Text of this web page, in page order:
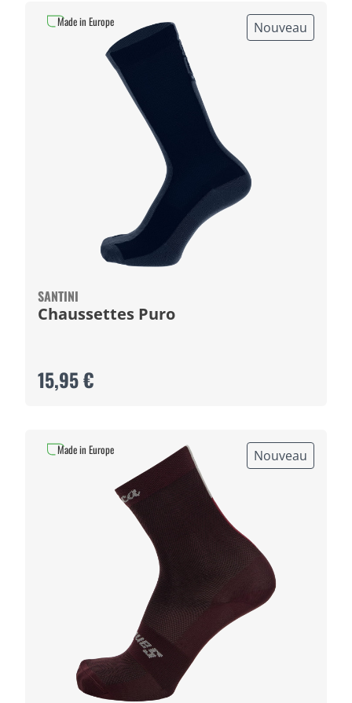
Nouveau
SANTINI
Chaussettes Puro
15,95 €
Made in Europe
Nouveau
Made in Europe